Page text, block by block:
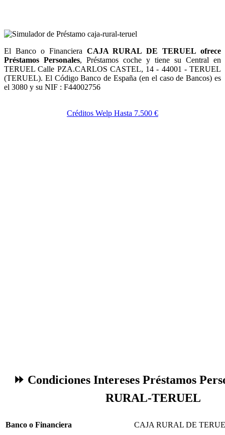
El Banco o Financiera CAJA RURAL DE TERUEL ofrece
Préstamos Personales, Préstamos coche y tiene su Central en
TERUEL Calle PZA.CARLOS CASTEL, 14 - 44001 - TERUEL
(TERUEL). El Código Banco de España (en el caso de Bancos) es
el 3080 y su NIF : F44002756
Créditos Welp Hasta 7.500 €
⏩ Condiciones Intereses Préstamos
RURAL-TERUEL
Banco o Financiera CAJA RURAL DE